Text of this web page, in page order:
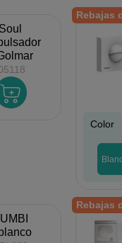
Rebajas
Color
Rebajas